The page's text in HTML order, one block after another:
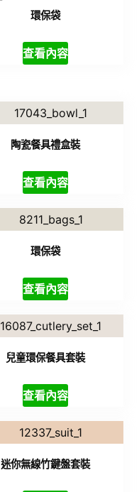
環保袋
查看內容
陶瓷餐具禮盒裝
查看內容
環保袋
查看內容
兒童環保餐具套裝
查看內容
迷你無線竹鍵盤套裝